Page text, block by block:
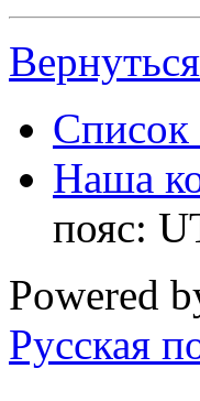
Наша
пояс:
Powered
Русская